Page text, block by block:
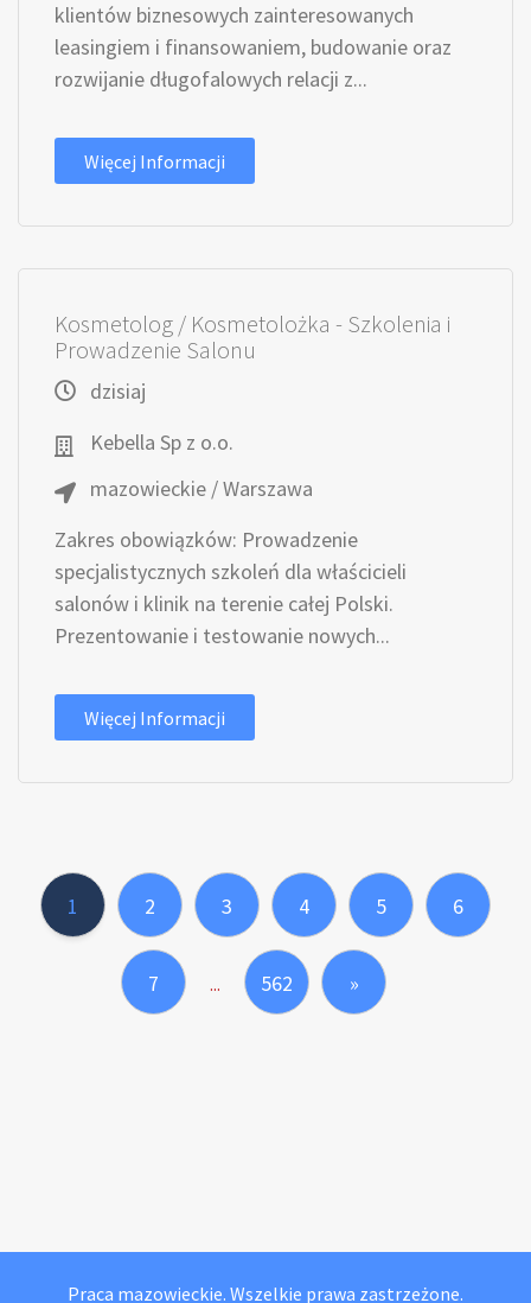
klientów biznesowych zainteresowanych
leasingiem i finansowaniem, budowanie oraz
rozwijanie długofalowych relacji z...
Więcej Informacji
Kosmetolog / Kosmetolożka - Szkolenia i
Prowadzenie Salonu
dzisiaj
Kebella Sp z o.o.
mazowieckie / Warszawa
Zakres obowiązków: Prowadzenie
specjalistycznych szkoleń dla właścicieli
salonów i klinik na terenie całej Polski.
Prezentowanie i testowanie nowych...
Więcej Informacji
1 2 3 4 5 6
7 ... 562 »
Praca mazowieckie. Wszelkie prawa zastrzeżone.